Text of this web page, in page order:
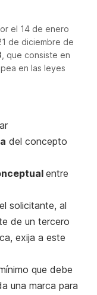
el 14 de enero
de diciembre de
, que consiste en
en las leyes
del concepto
entre
solicitante, al
de un tercero
exija a este
que debe
una marca para